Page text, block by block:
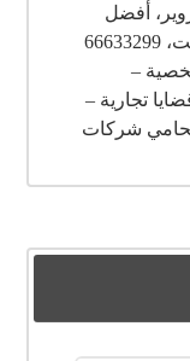
أفضل
محامي في الكويت، 66633299
–
تجارية –
شركات